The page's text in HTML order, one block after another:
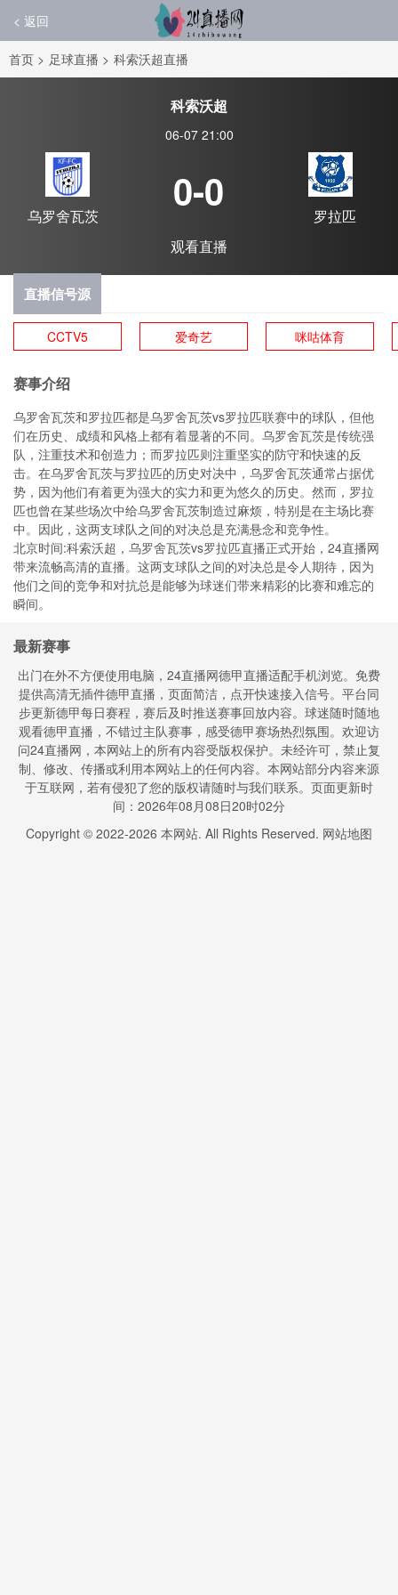
< 返回
首页 > 足球直播 > 科索沃超直播
科索沃超
06-07 21:00
乌罗舍瓦茨
0-0
罗拉匹
观看直播
直播信号源
CCTV5 爱奇艺 咪咕体育
赛事介绍
乌罗舍瓦茨和罗拉匹都是乌罗舍瓦茨vs罗拉匹联赛中的球队，但他
们在历史、成绩和风格上都有着显著的不同。乌罗舍瓦茨是传统强
队，注重技术和创造力；而罗拉匹则注重坚实的防守和快速的反
击。在乌罗舍瓦茨与罗拉匹的历史对决中，乌罗舍瓦茨通常占据优
势，因为他们有着更为强大的实力和更为悠久的历史。然而，罗拉
匹也曾在某些场次中给乌罗舍瓦茨制造过麻烦，特别是在主场比赛
中。因此，这两支球队之间的对决总是充满悬念和竞争性。
北京时间:科索沃超，乌罗舍瓦茨vs罗拉匹直播正式开始，24直播网
带来流畅高清的直播。这两支球队之间的对决总是令人期待，因为
他们之间的竞争和对抗总是能够为球迷们带来精彩的比赛和难忘的
瞬间。
最新赛事
出门在外不方便使用电脑，24直播网德甲直播适配手机浏览。免费
提供高清无插件德甲直播，页面简洁，点开快速接入信号。平台同
步更新德甲每日赛程，赛后及时推送赛事回放内容。球迷随时随地
观看德甲直播，不错过主队赛事，感受德甲赛场热烈氛围。欢迎访
问24直播网，本网站上的所有内容受版权保护。未经许可，禁止复
制、修改、传播或利用本网站上的任何内容。本网站部分内容来源
于互联网，若有侵犯了您的版权请随时与我们联系。页面更新时
间：2026年08月08日20时02分
Copyright © 2022-2026 本网站. All Rights Reserved. 网站地图